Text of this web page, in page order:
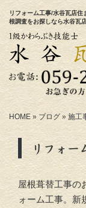
リフォーム工事/水谷瓦店住
根調査をお探しなら水谷瓦
HOME» ブログ » 施工
リフォ
屋根葺替工事の
ォーム工事。新